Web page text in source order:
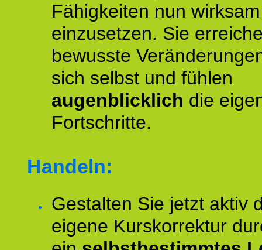
Fähigkeiten nun wirksam
einzusetzen. Sie
bewusste
sich selbst und fühlen
augenblicklich die
Fortschritte.
Handeln:
Gestalten Sie jetzt aktiv
eigene Kurskorrektur